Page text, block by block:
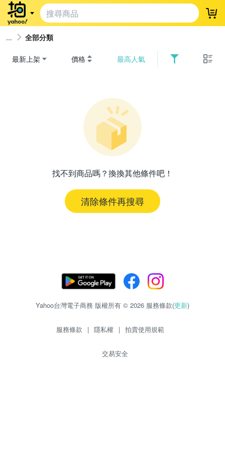
登
全部分類
最新上架 價格 最高人氣
找不到商品嗎？換換其他條件吧！
清除條件再搜尋
Yahoo台灣電子商務 版權所有 © 2026 服務條款(更新)
服務條款 | 隱私權 | 拍賣使用規範
交易安全